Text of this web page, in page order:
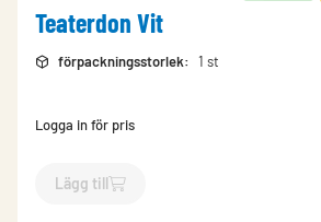
Teaterdon Vit
förpackningsstorlek: 1 st
Logga in för pris
Lägg till
`$Lägg till